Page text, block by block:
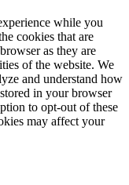
while you
cookies that are
as they are
of the website. We
and understand how
in your browser
to opt-out of these
may affect your